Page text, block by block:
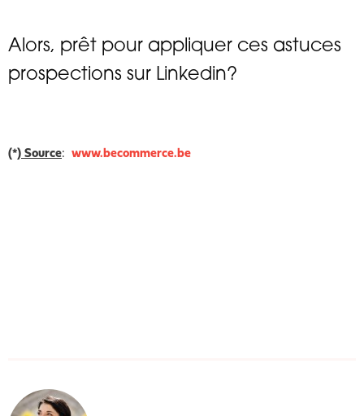
Alors, prêt pour appliquer ces astuces
prospections sur Linkedin?
(*) Source: www.becommerce.be